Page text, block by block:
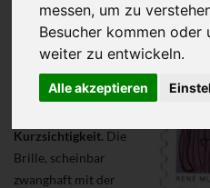
messen, um zu
Besucher kommen oder
weiter zu entwickeln.
Alle akzeptieren
habe ich bis heute
nicht. Warum?
Rote Augen sind
Kurzsichtigkeit. Die
Brille, scheinbar
zwanghaft mit der